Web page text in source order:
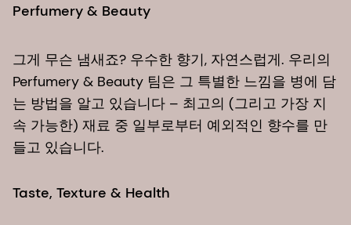
Perfumery & Beauty​
그게 무슨 냄새죠? 우수한 향기, 자연스럽게. 우리의
Perfumery & Beauty 팀은 그 특별한 느낌을 병에 담
는 방법을 알고 있습니다 – 최고의 (그리고 가장 지
속 가능한) 재료 중 일부로부터 예외적인 향수를 만
들고 있습니다.
Taste, Texture & Health